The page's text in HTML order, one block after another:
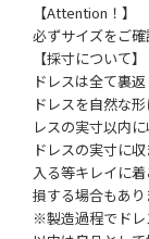
【Attention！】
必ずサイズをご確
【採寸について】
ドレスは全て裏
ドレスを自然な
レスの実寸以内に
ドレスの実寸に
入る等キレイに
損する場合もあり
※製造過程でド